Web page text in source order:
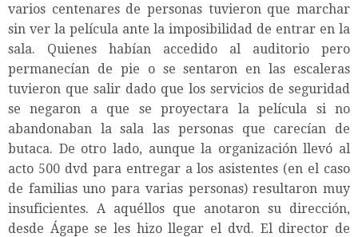
varios centenares de personas tuvieron que marchar
sin ver la película ante la imposibilidad de entrar en la
sala. Quienes habían accedido al auditorio pero
permanecían de pie o se sentaron en las escaleras
tuvieron que salir dado que los servicios de seguridad
se negaron a que se proyectara la película si no
abandonaban la sala las personas que carecían de
butaca. De otro lado, aunque la organización llevó al
acto 500 dvd para entregar a los asistentes (en el caso
de familias uno para varias personas) resultaron muy
insuficientes. A aquéllos que anotaron su dirección,
desde Ágape se les hizo llegar el dvd. El director de